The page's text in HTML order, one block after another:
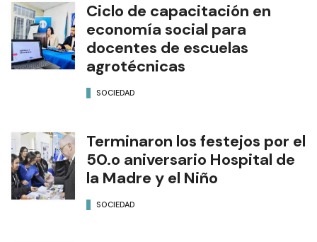
Ciclo de capacitación en
economía social para
docentes de escuelas
agrotécnicas
SOCIEDAD
Terminaron los festejos por el
50.o aniversario Hospital de
la Madre y el Niño
SOCIEDAD